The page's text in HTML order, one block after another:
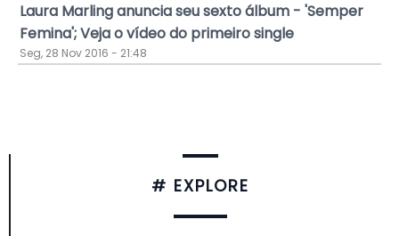
Laura Marling anuncia seu sexto álbum - 'Semper
Femina'; Veja o vídeo do primeiro single
Seg, 28 Nov 2016 - 21:48
# EXPLORE